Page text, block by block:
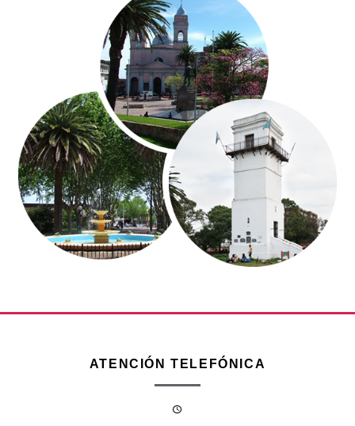
ATENCIÓN TELEFÓNICA